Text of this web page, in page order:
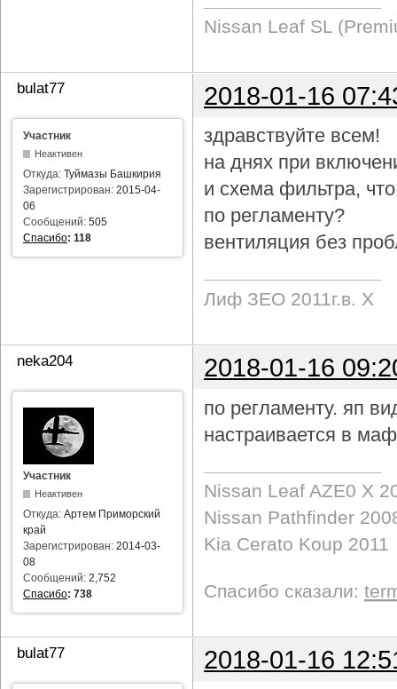
Nissan Leaf SL
bulat77 2018-01-16
Участник
Неактивен
Откуда: Туймазы Башкирия
Зарегистрирован: 2015-04-
06
Сообщений: 505
Спасибо: 118
здравствуйте всем!
на днях при
и схема фильтра,
по регламенту?
вентиляция без
Лиф ЗЕО 2011г.в. Х
neka204 2018-01-16
Участник
Неактивен
Откуда: Артем Приморский
край
Зарегистрирован: 2014-03-
08
Сообщений: 2,752
Спасибо: 738
по регламенту. яп
настраивается в
Nissan Leaf AZE0 X
Nissan Pathfinder
Kia Cerato Koup 2011
Спасибо сказали:
bulat77 2018-01-16